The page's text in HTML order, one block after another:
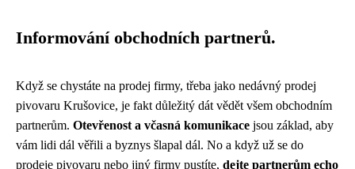
Informování obchodních partnerů.
Když se chystáte na prodej firmy, třeba jako nedávný prodej
pivovaru Krušovice, je fakt důležitý dát vědět všem obchodním
partnerům. Otevřenost a včasná komunikace jsou základ, aby
vám lidi dál věřili a byznys šlapal dál. No a když už se do
prodeje pivovaru nebo jiný firmy pustíte, dejte partnerům echo